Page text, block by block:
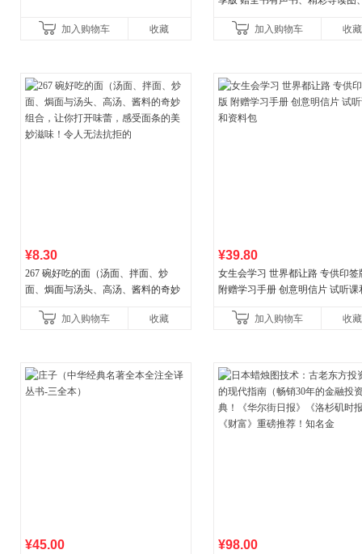
加入购物车 收藏
权益
加入购物车 收藏
¥8.30
267 碗好吃的面（汤面、拌面、炒
面、焗面与汤头、高汤、酱料的奇妙
妙滋味！令人无法抗拒的
加入购物车 收藏
¥39.80
女生会学习 世界都让路 专供印签
附赠学习手册 创意明信片 试听课
加入购物车
收藏
¥45.00 ¥98.00